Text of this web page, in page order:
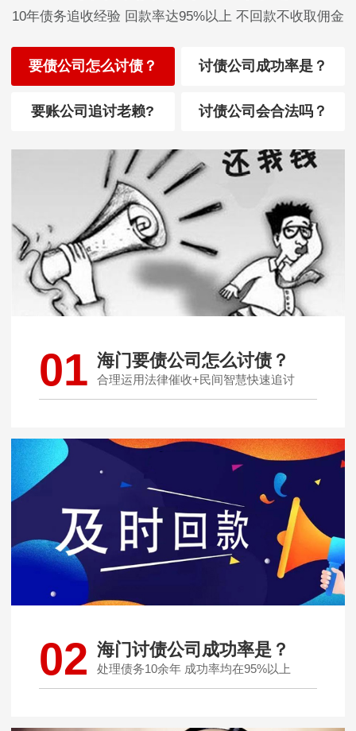
10年债务追收经验 回款率达95%以上 不回款不收取佣金
要债公司怎么讨债？ 讨债公司成功率是？
要账公司追讨老赖? 讨债公司会合法吗？
01 海门要债公司怎么讨债？
合理运用法律催收+民间智慧快速追讨
02 海门讨债公司成功率是？
处理债务10余年 成功率均在95%以上